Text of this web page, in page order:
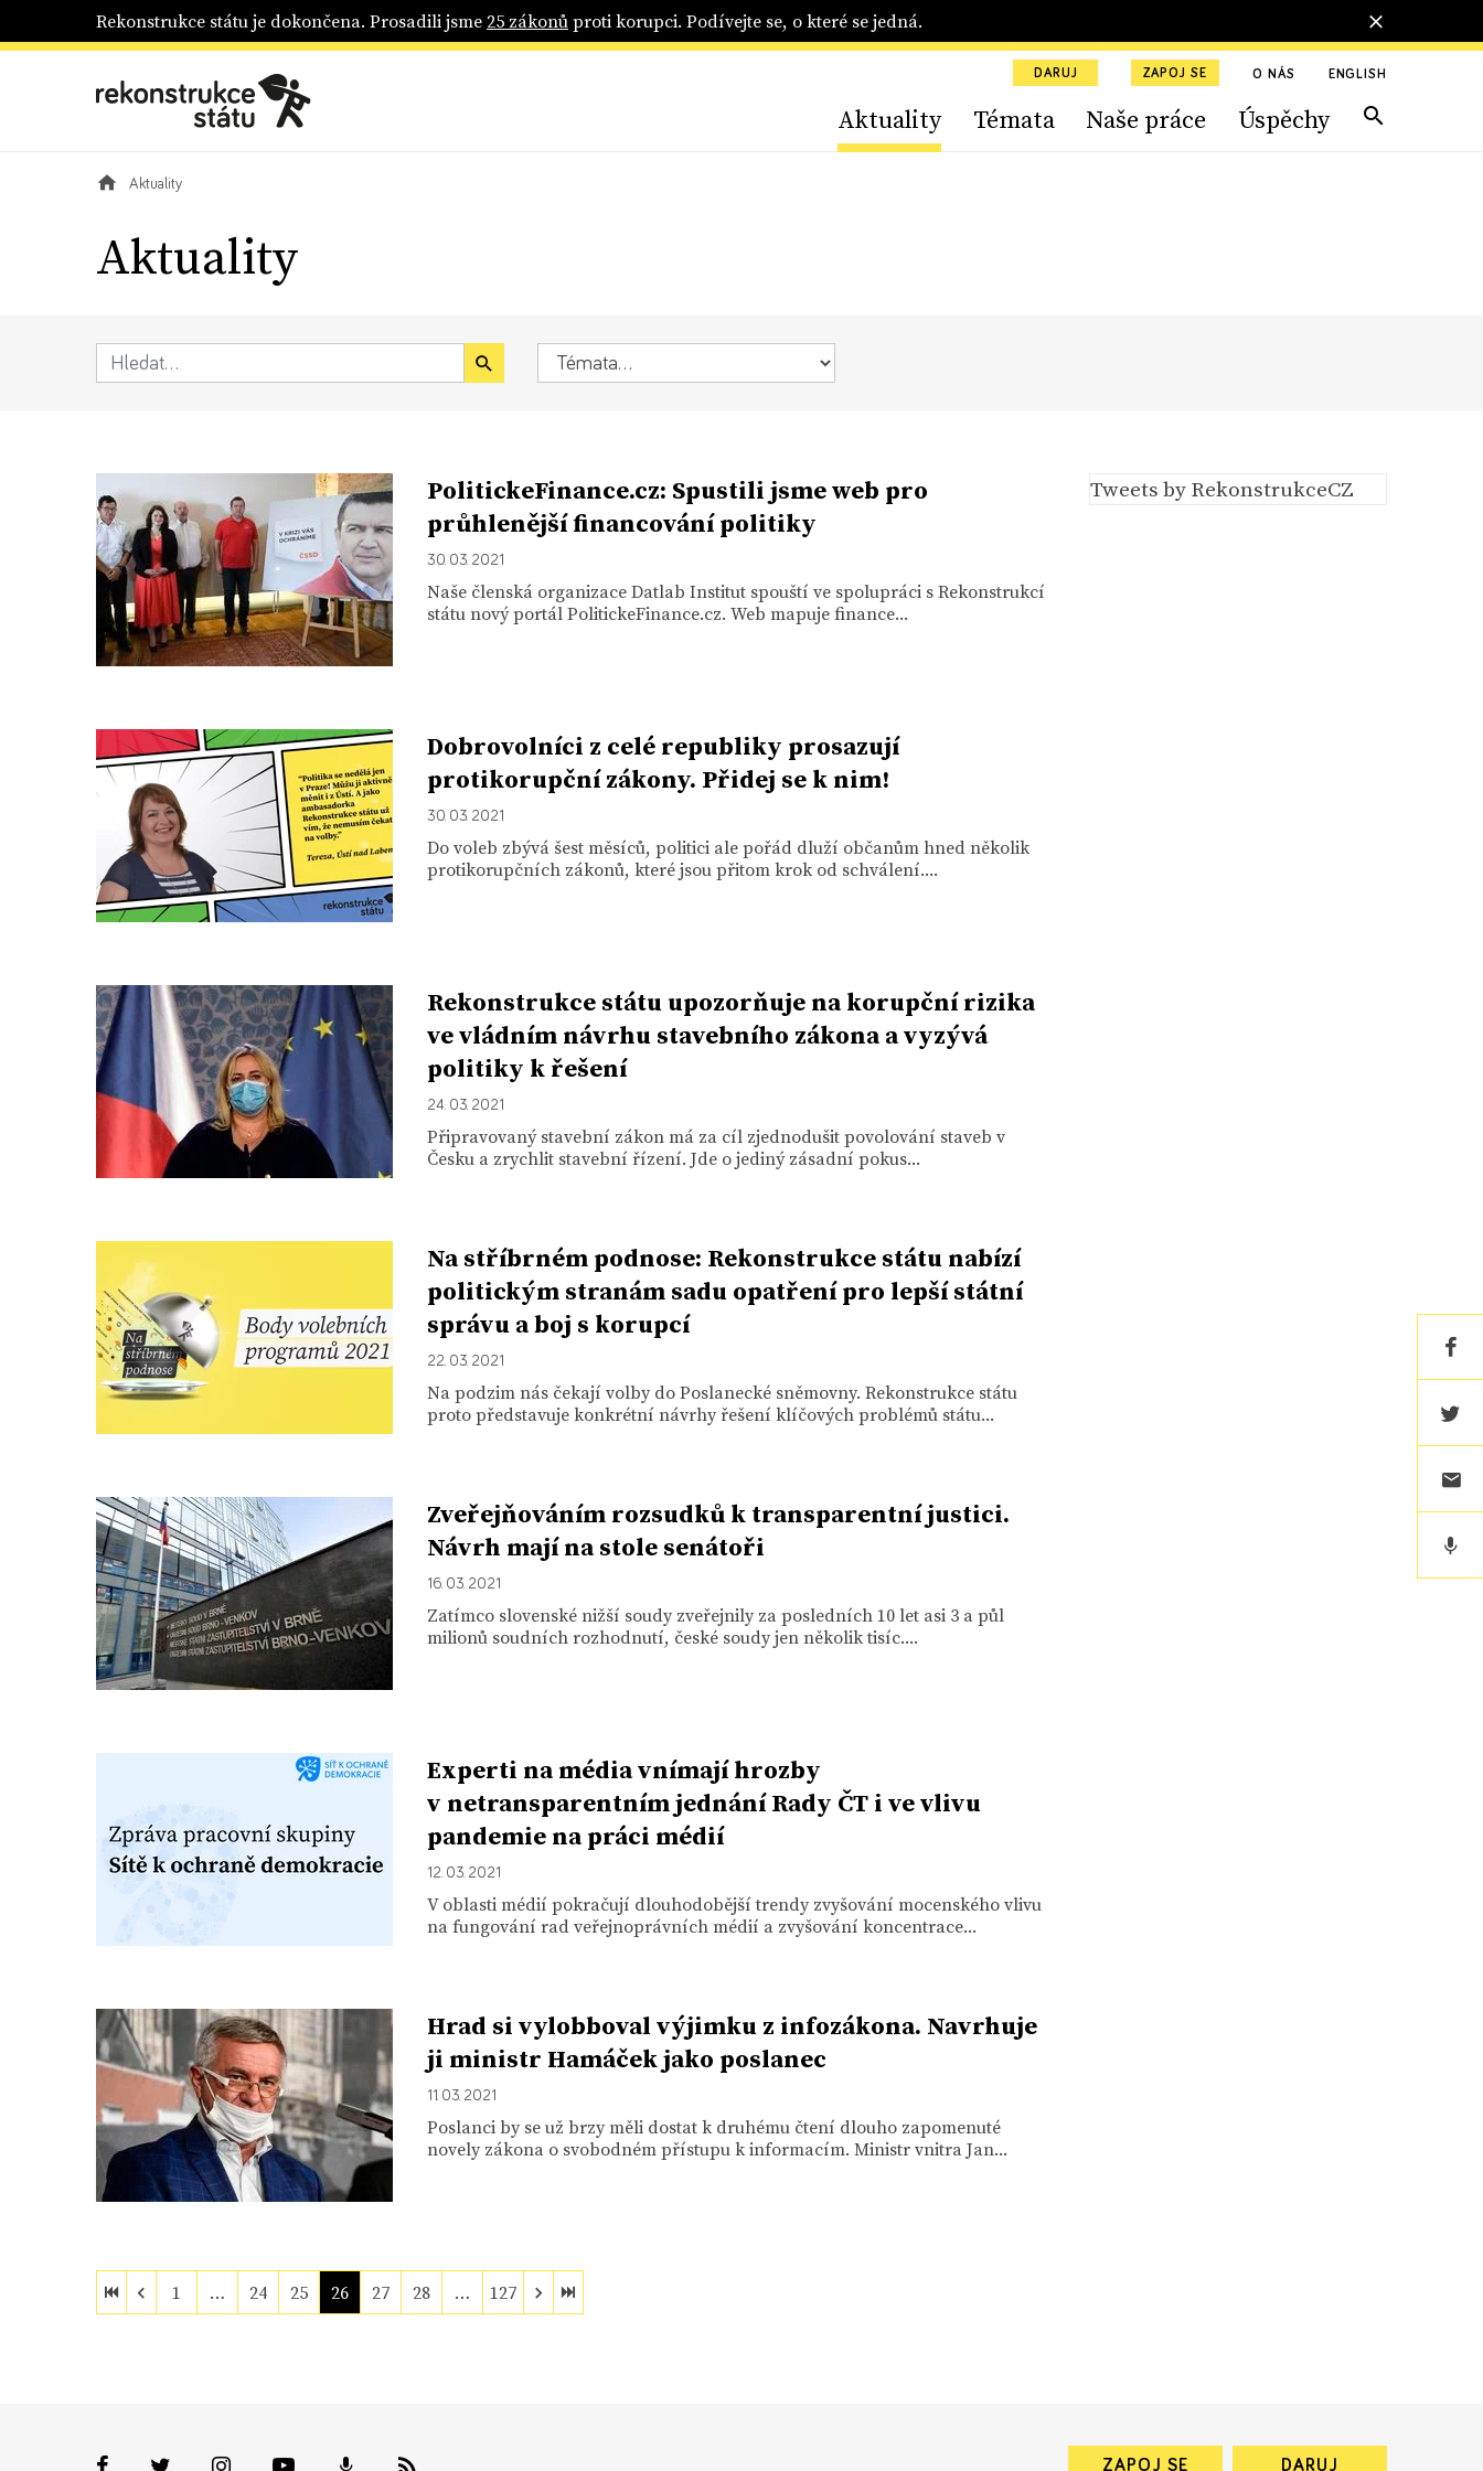
Rekonstrukce státu je dokončena. Prosadili jsme25 zákonůproti korupci. Podívejte se, o které se jedná.
DARUJ ZAPOJ SE O NÁS ENGLISH
Aktuality Témata Naše práce Úspěchy
Aktuality
Aktuality
PolitickeFinance.cz: Spustili jsme web pro
průhlenější financování politiky
30. 03. 2021
Naše členská organizace Datlab Institut spouští ve spolupráci s Rekonstrukcí
státu nový portál PolitickeFinance.cz. Web mapuje finance...
Dobrovolníci z celé republiky prosazují
protikorupční zákony. Přidej se k nim!
30. 03. 2021
Do voleb zbývá šest měsíců, politici ale pořád dluží občanům hned několik
protikorupčních zákonů, které jsou přitom krok od schválení....
Rekonstrukce státu upozorňuje na korupční rizika
ve vládním návrhu stavebního zákona a vyzývá
politiky k řešení
24. 03. 2021
Připravovaný stavební zákon má za cíl zjednodušit povolování staveb v
Česku a zrychlit stavební řízení. Jde o jediný zásadní pokus...
Na stříbrném podnose: Rekonstrukce státu nabízí
politickým stranám sadu opatření pro lepší státní
správu a boj s korupcí
22. 03. 2021
Na podzim nás čekají volby do Poslanecké sněmovny. Rekonstrukce státu
proto představuje konkrétní návrhy řešení klíčových problémů státu...
Zveřejňováním rozsudků k transparentní justici.
Návrh mají na stole senátoři
16. 03. 2021
Zatímco slovenské nižší soudy zveřejnily za posledních 10 let asi 3 a půl
milionů soudních rozhodnutí, české soudy jen několik tisíc....
Experti na média vnímají hrozby
v netransparentním jednání Rady ČT i ve vlivu
pandemie na práci médií
12. 03. 2021
V oblasti médií pokračují dlouhodobější trendy zvyšování mocenského vlivu
na fungování rad veřejnoprávních médií a zvyšování koncentrace...
Hrad si vylobboval výjimku z infozákona. Navrhuje
ji ministr Hamáček jako poslanec
11. 03. 2021
Poslanci by se už brzy měli dostat k druhému čtení dlouho zapomenuté
novely zákona o svobodném přístupu k informacím. Ministr vnitra Jan...
Tweets by RekonstrukceCZ
1 … 24 25 26 27 28 … 127
ZAPOJ SE DARUJ